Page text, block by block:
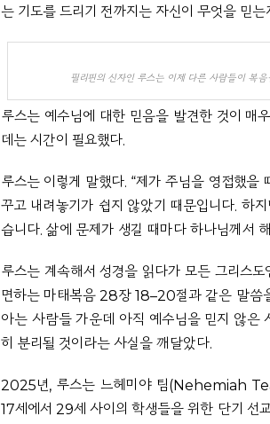
는 기도를 드리기 전까지는 자신이 무엇을 믿는
필리핀의 신자인 루스는 이제 다른 사람들이 복
루스는 예수님에 대한 믿음을 발견한 것이 매
데는 시간이 필요했다.
루스는 이렇게 말했다. “제가 주님을 영접했을
꾸고 내려놓기가 쉽지 않았기 때문입니다. 하
습니다. 삶에 문제가 생길 때마다 하나님께서
루스는 계속해서 성경을 읽다가 모든 그리스
면하는 마태복음 28장 18–20절과 같은 말씀
아는 사람들 가운데 아직 예수님을 믿지 않은
히 분리될 것이라는 사실을 깨달았다.
2025년, 루스는 느헤미야 팀(Nehemiah
17세에서 29세 사이의 학생들을 위한 단기 선